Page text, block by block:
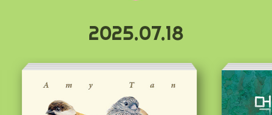
2025.07.18